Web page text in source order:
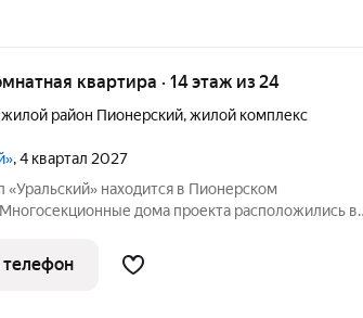
квартира · 14 этаж из 24
жилой район Пионерский,жилой комплекс
, 4 квартал 2027
«Уральский» находится в Пионерском
дома проекта расположились в
от Шарташского лесопарка. Мастер план
возведение
телефон